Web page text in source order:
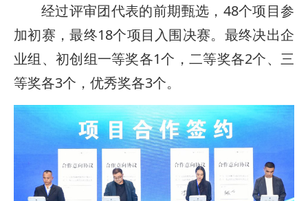
经过评审团代表的前期甄选，48个项目参
加初赛，最终18个项目入围决赛。最终决出企
业组、初创组一等奖各1个，二等奖各2个、三
等奖各3个，优秀奖各3个。